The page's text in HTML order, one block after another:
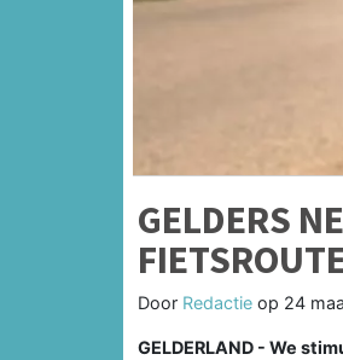
GELDERS
Door Redactie op 24
GELDERLAND - We